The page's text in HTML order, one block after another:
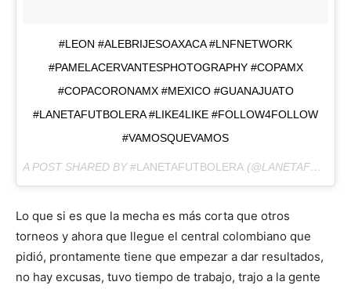
#LEON #ALEBRIJESOAXACA #LNFNETWORK
#PAMELACERVANTESPHOTOGRAPHY #COPAMX
#COPACORONAMX #MEXICO #GUANAJUATO
#LANETAFUTBOLERA #LIKE4LIKE #FOLLOW4FOLLOW
#VAMOSQUEVAMOS
A POST SHARED BY#LANETAFUTBOLERA (@LANETAFUTBOLERA) ON
Lo que si es que la mecha es más corta que otros
torneos y ahora que llegue el central colombiano que
pidió, prontamente tiene que empezar a dar resultados,
no hay excusas, tuvo tiempo de trabajo, trajo a la gente